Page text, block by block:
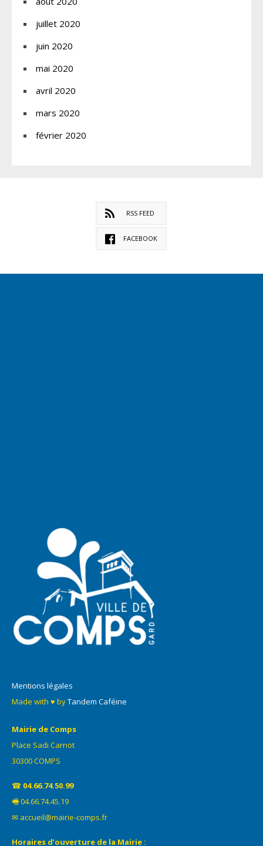
juillet 2020
juin 2020
mai 2020
avril 2020
mars 2020
février 2020
RSS FEED
FACEBOOK
Mentions légales
Made with ♥ byTandem Caféine
Mairie de Comps
Place Sadi Carnot
30300 COMPS
☎ 04.66.74.50.99
🖷 04.66.74.45.19
✉ accueil@mairie-comps.fr
Horaires d’ouverture de la Mairie :